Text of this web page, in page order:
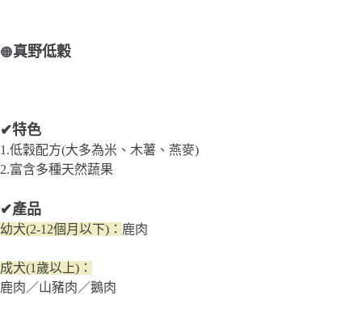
🟠真野低穀
✔特色
1.低穀配方(大多為米、木薯、燕麥)
2.富含多種天然蔬果
✔產品
幼犬(2-12個月以下)： 鹿肉
成犬(1歲以上)：
鹿肉／山豬肉／鵝肉